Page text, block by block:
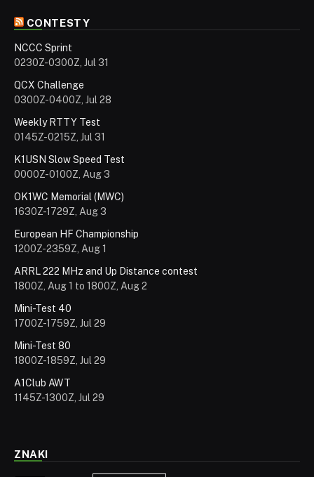
CONTESTY
NCCC Sprint
0230Z-0300Z, Jul 31
QCX Challenge
0300Z-0400Z, Jul 28
Weekly RTTY Test
0145Z-0215Z, Jul 31
K1USN Slow Speed Test
0000Z-0100Z, Aug 3
OK1WC Memorial (MWC)
1630Z-1729Z, Aug 3
European HF Championship
1200Z-2359Z, Aug 1
ARRL 222 MHz and Up Distance contest
1800Z, Aug 1 to 1800Z, Aug 2
Mini-Test 40
1700Z-1759Z, Jul 29
Mini-Test 80
1800Z-1859Z, Jul 29
A1Club AWT
1145Z-1300Z, Jul 29
ZNAKI